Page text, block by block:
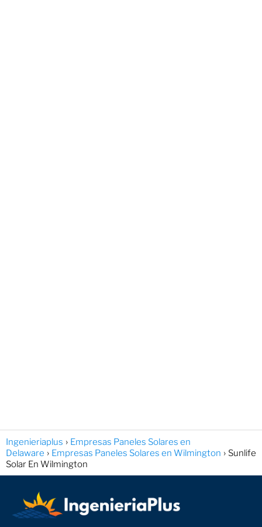
Ingenieriaplus
Empresas Paneles Solares en
Delaware
Empresas Paneles Solares en Wilmington
Sunlife
Solar En Wilmington